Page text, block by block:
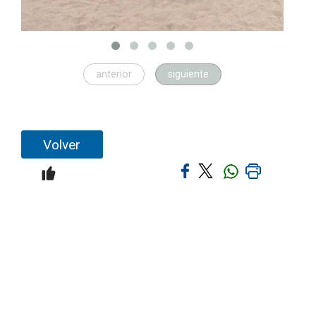
anterior siguiente
Volver